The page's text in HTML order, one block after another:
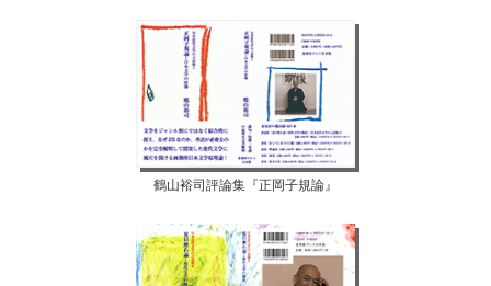
鶴山裕司評論集『正岡子規論』